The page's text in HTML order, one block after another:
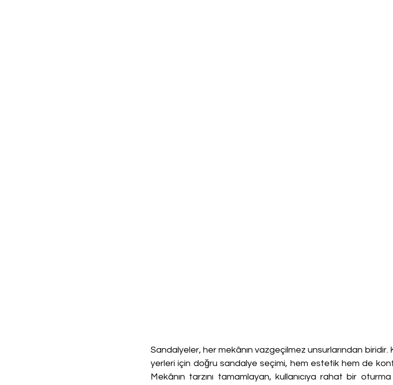
Sandalyeler, her mekânın vazgeçilmez unsurlarından
yerleri için doğru sandalye seçimi, hem estetik hem de
Mekânın tarzını tamamlayan, kullanıcıya rahat bir